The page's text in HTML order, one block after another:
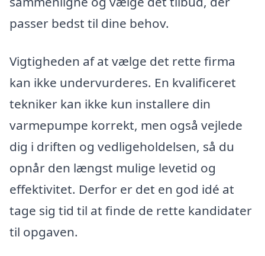
passer bedst til dine behov.
Vigtigheden af at vælge det rette firma
kan ikke undervurderes. En kvalificeret
tekniker kan ikke kun installere din
varmepumpe korrekt, men også vejlede
dig i driften og vedligeholdelsen, så du
opnår den længst mulige levetid og
effektivitet. Derfor er det en god idé at
tage sig tid til at finde de rette kandidater
til opgaven.